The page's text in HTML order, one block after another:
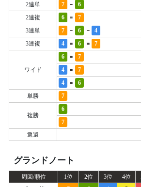
2連単
7 - 6
2連複
6 = 7
3連単
7 - 6 - 4
3連複
4 = 6 = 7
ワイド
6 = 7
4
= 7
4
= 6
単勝
7
複勝
6
7
返還
グランドノート
周回/順位 1位 2位 3位 4位